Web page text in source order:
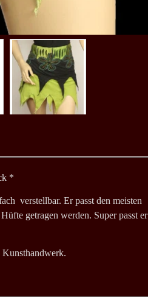
*
verstellbar. Er passt den meisten
getragen werden. Super passt er
Kunsthandwerk.